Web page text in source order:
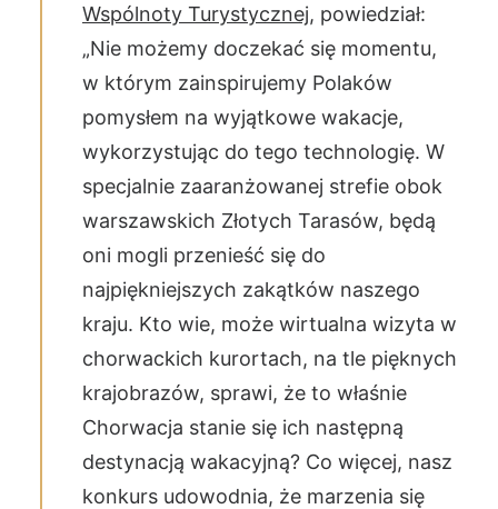
Wspólnoty Turystycznej, powiedział:
„Nie możemy doczekać się momentu,
w którym zainspirujemy Polaków
pomysłem na wyjątkowe wakacje,
wykorzystując do tego technologię. W
specjalnie zaaranżowanej strefie obok
warszawskich Złotych Tarasów, będą
oni mogli przenieść się do
najpiękniejszych zakątków naszego
kraju. Kto wie, może wirtualna wizyta w
chorwackich kurortach, na tle pięknych
krajobrazów, sprawi, że to właśnie
Chorwacja stanie się ich następną
destynacją wakacyjną? Co więcej, nasz
konkurs udowodnia, że marzenia się